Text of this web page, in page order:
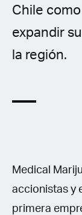
Chile
expandir
la región.
Medical
accionistas y
primera